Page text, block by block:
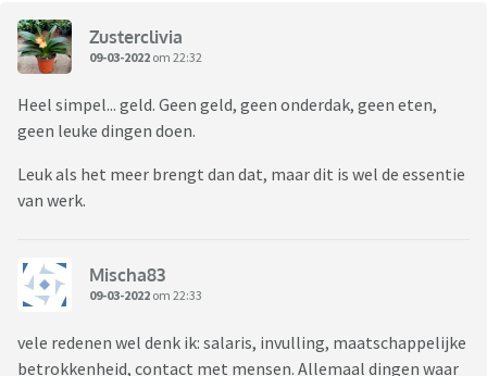
Zusterclivia
09-03-2022 om 22:32
Heel simpel... geld. Geen geld, geen onderdak, geen eten,
geen leuke dingen doen.
Leuk als het meer brengt dan dat, maar dit is wel de essentie
van werk.
Mischa83
09-03-2022 om 22:33
vele redenen wel denk ik: salaris, invulling, maatschappelijke
betrokkenheid, contact met mensen. Allemaal dingen waar